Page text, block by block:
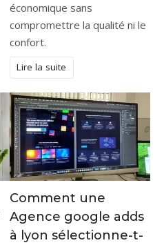
économique sans
compromettre la qualité ni le
confort.
Lire la suite
Comment une
Agence google adds
à lyon sélectionne-t-